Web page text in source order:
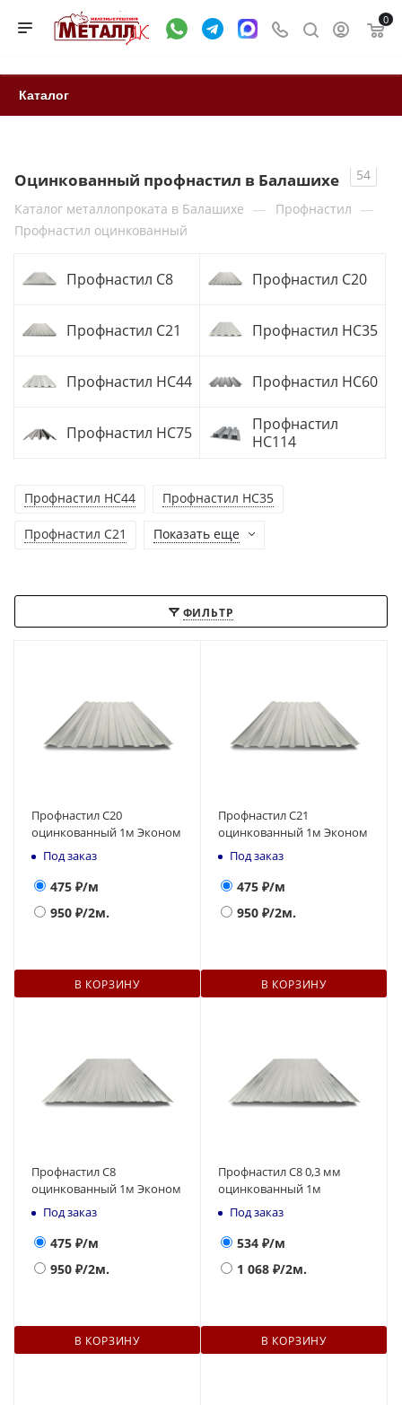
0
Каталог
Оцинкованный профнастил в Балашихе
54
Каталог металлопроката в Балашихе — Профнастил —
Профнастил оцинкованный
Профнастил С8 Профнастил С20
Профнастил С21 Профнастил НС35
Профнастил НС44 Профнастил НС60
Профнастил НС75
Профнастил
НС114
Профнастил НС44 Профнастил НС35
Профнастил С21 Показать еще
ФИЛЬТР
Профнастил С20
оцинкованный 1м Эконом
Под заказ
475 ₽/м
950 ₽/2м.
В КОРЗИНУ
Профнастил С21
оцинкованный 1м Эконом
Под заказ
475 ₽/м
950 ₽/2м.
В КОРЗИНУ
Профнастил С8
оцинкованный 1м Эконом
Под заказ
475 ₽/м
950 ₽/2м.
В КОРЗИНУ
Профнастил С8 0,3 мм
оцинкованный 1м
Под заказ
534 ₽/м
1 068 ₽/2м.
В КОРЗИНУ